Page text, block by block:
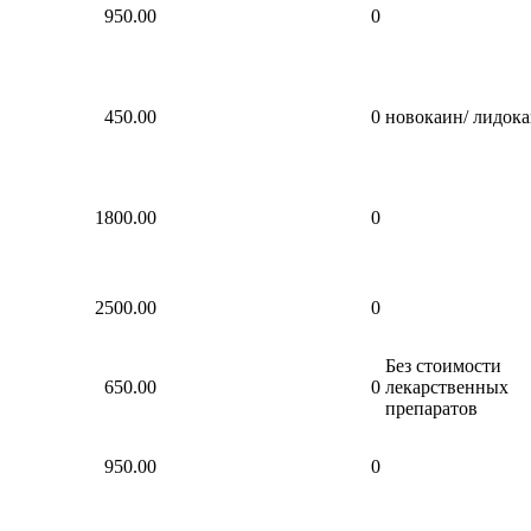
950.00 0
450.00 0 новокаин/
1800.00 0
2500.00 0
650.00 0
Без стоимости
лекарственных
препаратов
950.00 0